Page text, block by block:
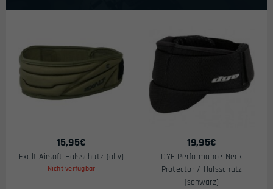
15,95€
Exalt Airsoft Halsschutz (oliv)
Nicht verfügbar
19,95€
DYE Performance Neck
Protector / Halsschutz
(schwarz)